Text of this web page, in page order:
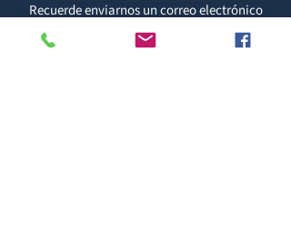
Recuerde enviarnos un correo electrónico
para que podamos registrar adecuadamente
su pago